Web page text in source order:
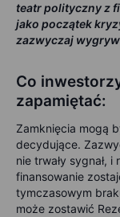
teatr polityczny z
jako początek
zazwyczaj
Co
zapamiętać:
Zamknięcia mogą
decydujące.
nie trwały sygnał,
finansowanie
tymczasowym
może zostawić